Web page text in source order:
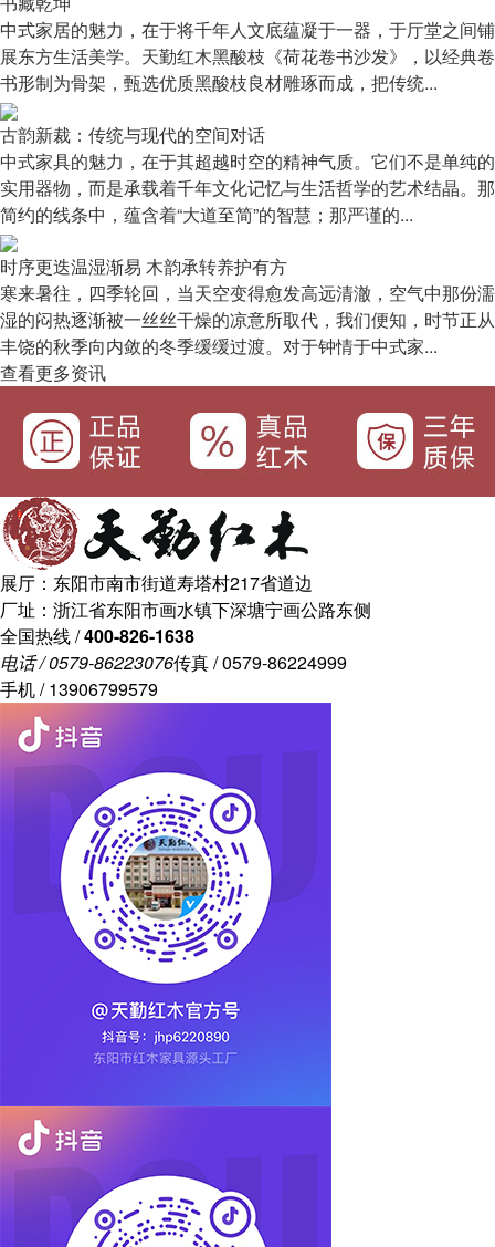
中式家居的魅力，在于将千年人文底蕴凝于一器，于厅堂之间铺
展东方生活美学。天勤红木黑酸枝《荷花卷书沙发》，以经典卷
书形制为骨架，甄选优质黑酸枝良材雕琢而成，把传统...
古韵新裁：传统与现代的空间对话
中式家具的魅力，在于其超越时空的精神气质。它们不是单纯的
实用器物，而是承载着千年文化记忆与生活哲学的艺术结晶。那
简约的线条中，蕴含着“大道至简”的智慧；那严谨的...
时序更迭温湿渐易 木韵承转养护有方
寒来暑往，四季轮回，当天空变得愈发高远清澈，空气中那份濡
湿的闷热逐渐被一丝丝干燥的凉意所取代，我们便知，时节正从
丰饶的秋季向内敛的冬季缓缓过渡。对于钟情于中式家...
查看更多资讯
展厅：东阳市南市街道寿塔村217省道边
厂址：浙江省东阳市画水镇下深塘宁画公路东侧
全国热线 /400-826-1638
电话 / 0579-86223076传真 / 0579-86224999
手机 / 13906799579